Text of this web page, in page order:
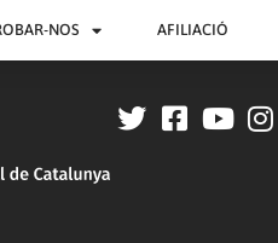
NOS AFILIACIÓ